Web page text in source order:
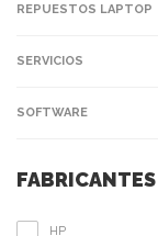
REPUESTOS LAPTOP
SERVICIOS
SOFTWARE
FABRICANTES
HP